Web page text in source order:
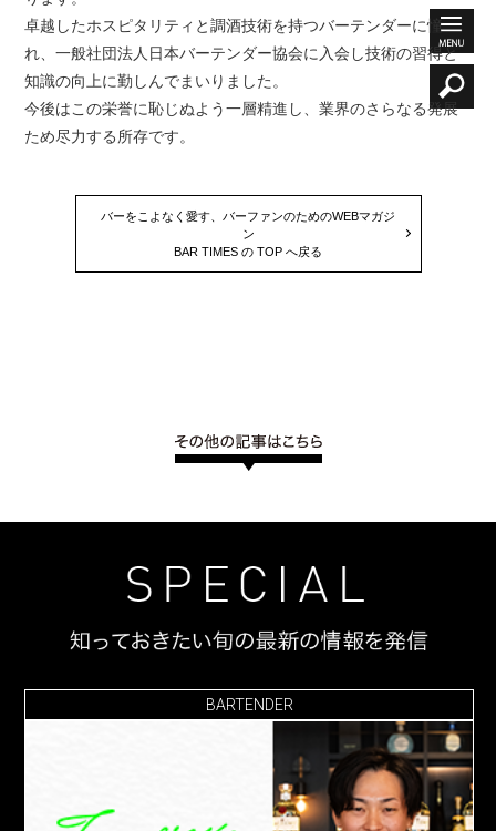
卓越したホスピタリティと調酒技術を持つバーテンダーに憧
れ、一般社団法人日本バーテンダー協会に入会し技術の習得と
知識の向上に勤しんでまいりました。
今後はこの栄誉に恥じぬよう一層精進し、業界のさらなる発展
ため尽力する所存です。
バーをこよなく愛す、バーファンのためのWEBマガジ
ン
BAR TIMES の TOP へ戻る
BARTENDER